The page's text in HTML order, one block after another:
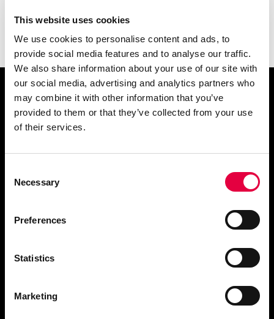
This website uses cookies
We use cookies to personalise content and ads, to
provide social media features and to analyse our traffic.
We also share information about your use of our site with
our social media, advertising and analytics partners who
may combine it with other information that you’ve
provided to them or that they’ve collected from your use
of their services.
Selection
Necessary
Preferences
Statistics
Marketing
VERA7.0 12-06-
2025.PDF (DE)
Fordern Sie Informationen an